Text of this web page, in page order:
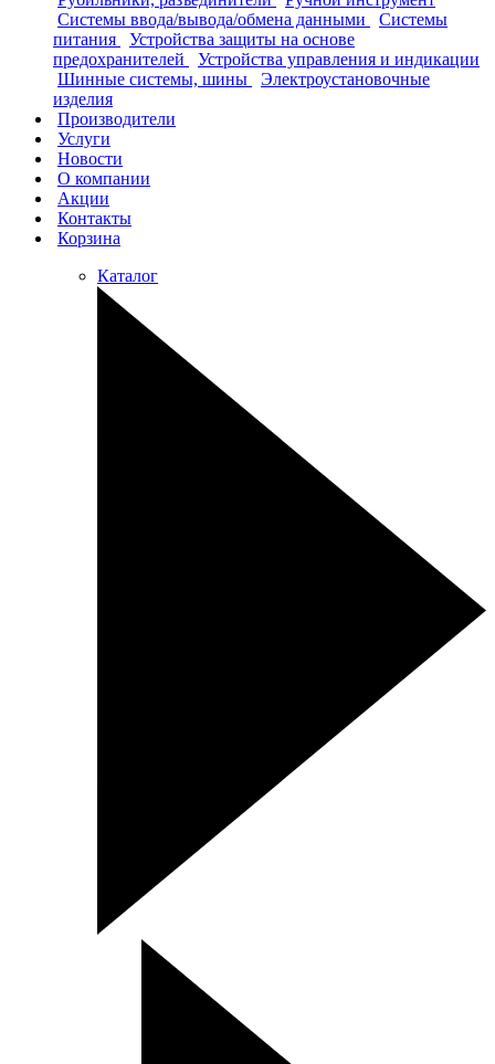
Системы ввода/вывода/обмена данными
Системы
питания
Устройства защиты на основе
предохранителей
Устройства управления и индикации
Шинные системы, шины
Электроустановочные
изделия
Производители
Услуги
Новости
О компании
Акции
Контакты
Корзина
Каталог